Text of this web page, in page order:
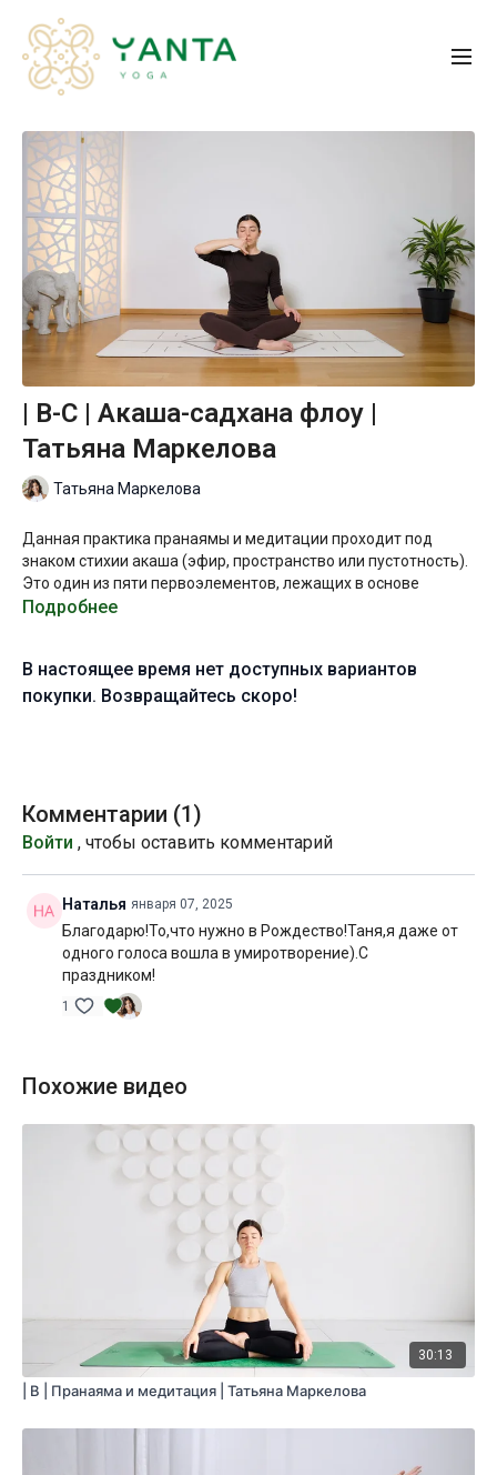
| B-С | Акаша-садхана флоу |
Татьяна Маркелова
Татьяна Маркелова
Данная практика пранаямы и медитации проходит под
знаком стихии акаша (эфир, пространство или пустотность).
Это один из пяти первоэлементов, лежащих в основе
мироздания.
бесконечный потенциал энергии в скрытом непроявленном
состоянии. Его основная характеристика — шабда, или звук, с
может стать хорошей опорой для данной практики: во время
выполнения техник пранаямы представляете, как ваше тело
излучает свет во всех направлениях.
Желаю вам приятного обнуления!
Обратите внимание, что для успешного выполнения вы
должны быть знакомы с такими техниками, как капалабхати,
уджайи и нади шодхана пранаяма. Пожалуйста, обратитесь к
нашему методическому пособию, если вы не владеете этими
пранаяма и медитация
блок или подушка для медитации (если
Продолжительность:16 мин. (включая шавасану)
Подробнее
В настоящее время нет доступных вариантов
покупки. Возвращайтесь скоро!
Комментарии (1)
Войти , чтобы оставить комментарий
Наталья января 07, 2025
Благодарю!То,что нужно в Рождество!Таня,я даже от
одного голоса вошла в умиротворение).С
праздником!
1
Похожие видео
30:13
| B | Пранаяма и медитация | Татьяна Маркелова